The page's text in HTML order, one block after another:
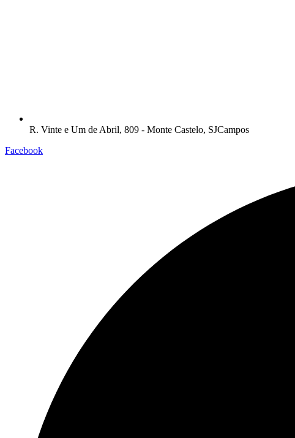
R. Vinte e Um de Abril, 809 - Monte Castelo, SJCampos
Facebook